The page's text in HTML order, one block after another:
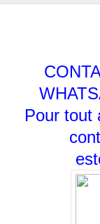
Pour tout